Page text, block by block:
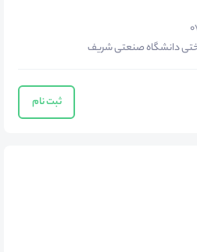
دانشگاه صنعتی شریف
ثبت نام